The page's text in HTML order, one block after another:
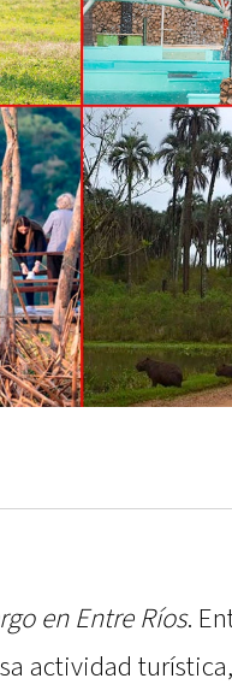
en Entre Ríos.
actividad